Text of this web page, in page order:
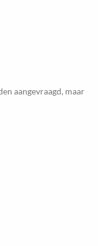
aangevraagd, maar